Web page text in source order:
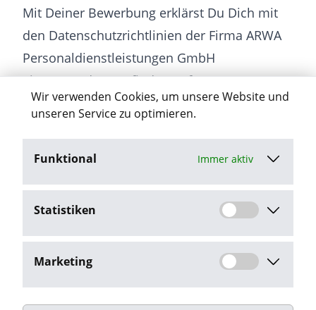
Wir verwenden Cookies, um unsere Website und
unseren Service zu optimieren.
Funktional Immer aktiv
Statistiken
Marketing
Mit Deiner Bewerbung erklärst Du Dich mit
den Datenschutzrichtlinien der Firma ARWA
Personaldienstleistungen GmbH
einverstanden (zu finden auf unserer
Homepage unter „Datenschutz“).